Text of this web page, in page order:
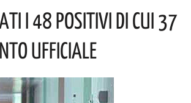
DATE
QUESTI GLI INTERVENTI IN CORSO
I 48 Positivi Di Cui 37
Ufficiale